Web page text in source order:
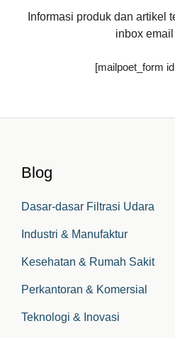
Informasi produk dan artikel
inbox
[mailpoet_form
Blog
Dasar-dasar Filtrasi Udara
Industri & Manufaktur
Kesehatan & Rumah Sakit
Perkantoran & Komersial
Teknologi & Inovasi